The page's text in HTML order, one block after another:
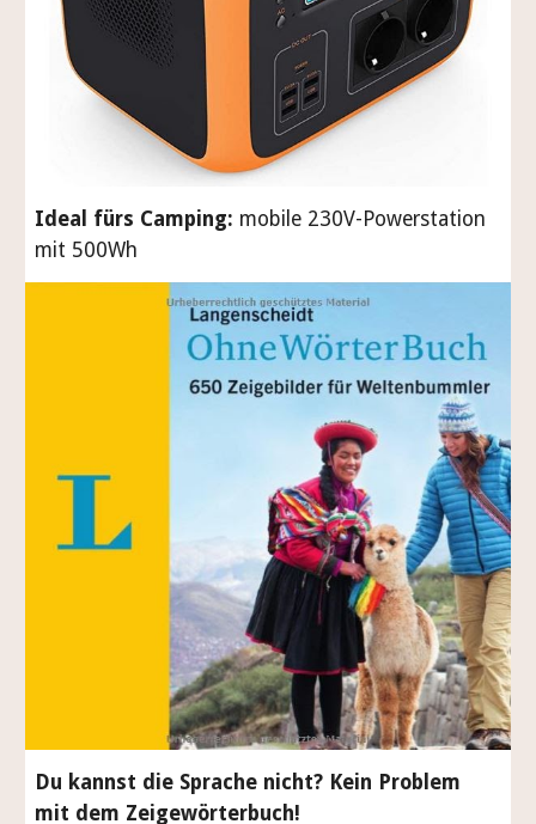
Ideal fürs Camping: mobile 230V-Powerstation
mit 500Wh
Du kannst die Sprache nicht? Kein Problem
mit dem Zeigewörterbuch!